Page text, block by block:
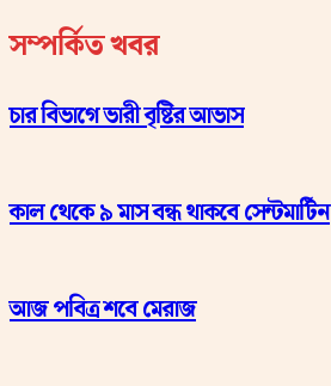
সম্পর্কিত খবর
চার বিভাগে ভারী বৃষ্টির আভাস
কাল থেকে ৯ মাস বন্ধ থাকবে সেন্টমার্টিন
আজ পবিত্র শবে মেরাজ